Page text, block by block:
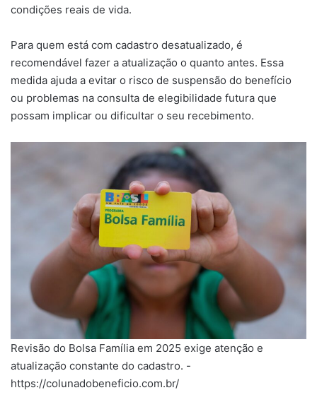
condições reais de vida.
Para quem está com cadastro desatualizado, é
recomendável fazer a atualização o quanto antes. Essa
medida ajuda a evitar o risco de suspensão do benefício
ou problemas na consulta de elegibilidade futura que
possam implicar ou dificultar o seu recebimento.
Revisão do Bolsa Família em 2025 exige atenção e
atualização constante do cadastro. -
https://colunadobeneficio.com.br/